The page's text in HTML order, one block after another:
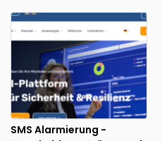
SMS Alarmierung -